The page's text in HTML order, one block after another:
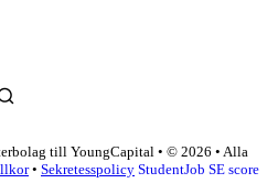
till YoungCapital • © 2026 • Alla
• Sekretesspolicy StudentJob SE score